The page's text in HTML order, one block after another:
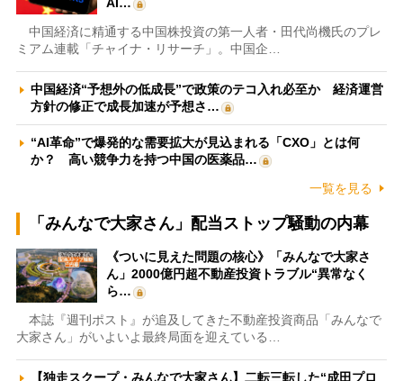
中国経済に精通する中国株投資の第一人者・田代尚機氏のプレ
ミアム連載「チャイナ・リサーチ」。中国企…
中国経済“予想外の低成長”で政策のテコ入れ必至か 経済運営
方針の修正で成長加速が予想さ…
“AI革命”で爆発的な需要拡大が見込まれる「CXO」とは何
か？ 高い競争力を持つ中国の医薬品…
一覧を見る
「みんなで大家さん」配当ストップ騒動の内幕
《ついに見えた問題の核心》「みんなで大家さ
ん」2000億円超不動産投資トラブル“異常なく
ら…
本誌『週刊ポスト』が追及してきた不動産投資商品「みんなで
大家さん」がいよいよ最終局面を迎えている…
【独走スクープ・みんなで大家さん】二転三転した“成田プロ